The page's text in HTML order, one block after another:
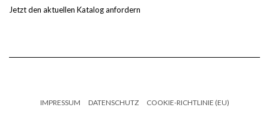
Jetzt den aktuellen Katalog anfordern
IMPRESSUM DATENSCHUTZ COOKIE-RICHTLINIE (EU)